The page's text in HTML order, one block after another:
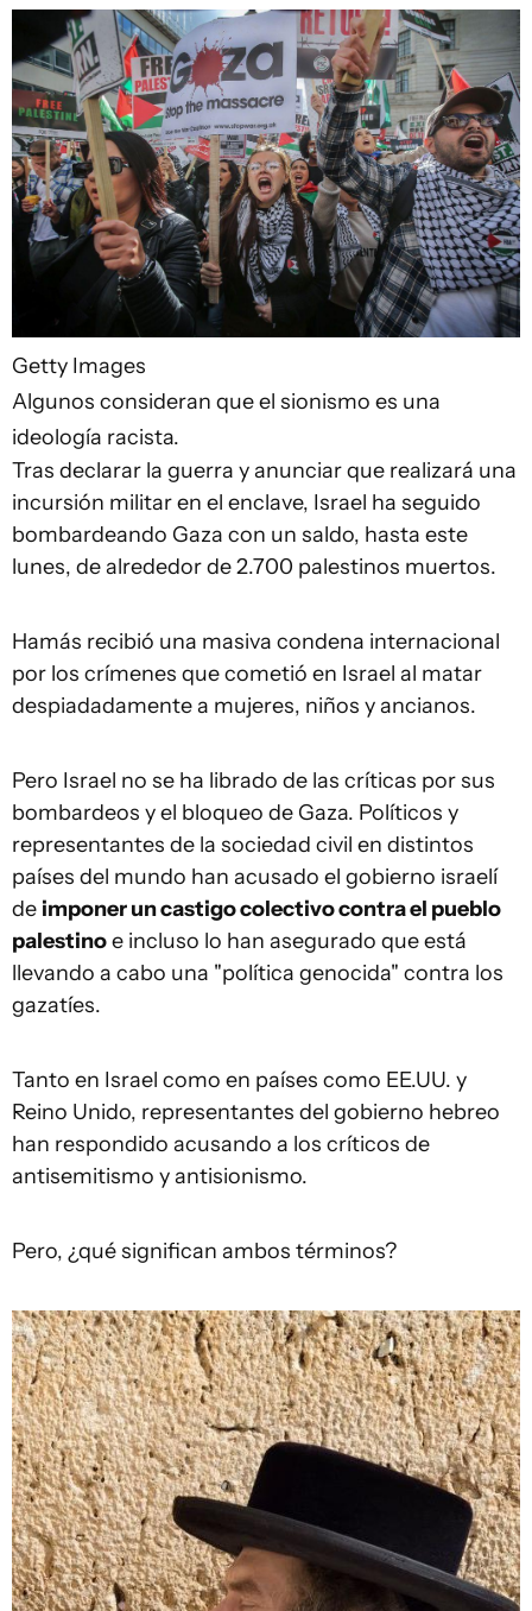
Getty Images
Algunos consideran que el sionismo es una
ideología racista.
Tras declarar la guerra y anunciar que realizará una
incursión militar en el enclave, Israel ha seguido
bombardeando Gaza con un saldo, hasta este
lunes, de alrededor de 2.700 palestinos muertos.
Hamás recibió una masiva condena internacional
por los crímenes que cometió en Israel al matar
despiadadamente a mujeres, niños y ancianos.
Pero Israel no se ha librado de las críticas por sus
bombardeos y el bloqueo de Gaza. Políticos y
representantes de la sociedad civil en distintos
países del mundo han acusado el gobierno israelí
de imponer un castigo colectivo contra el pueblo
palestinoe incluso lo han asegurado que está
llevando a cabo una "política genocida" contra los
gazatíes.
Tanto en Israel como en países como EE.UU. y
Reino Unido, representantes del gobierno hebreo
han respondido acusando a los críticos de
antisemitismo y antisionismo.
Pero, ¿qué significan ambos términos?